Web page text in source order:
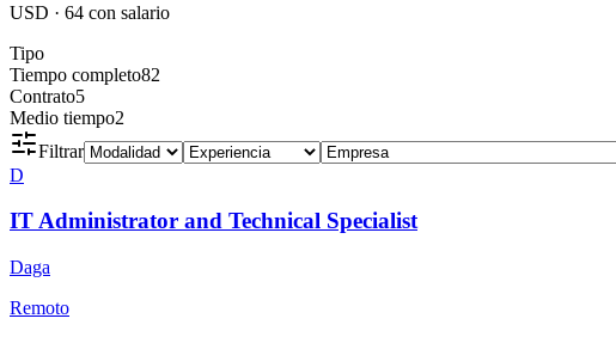
USD · 64 con salario
Tipo
Tiempo completo82
Contrato5
Medio tiempo2
Filtrar
D
IT Administrator and Technical Specialist
Daga
Remoto